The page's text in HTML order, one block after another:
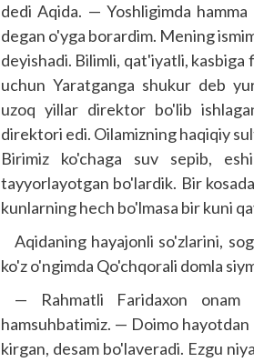
dedi Aqida. — Yoshligimda
degan o'yga borardim. Mening
deyishadi. Bilimli, qat'iyatli,
uchun Yaratganga shukur deb
uzoq yillar direktor bo'lib
direktori edi. Oilamizning haqiqiy
Birimiz ko'chaga suv sepib,
tayyorlayotgan bo'lardik. Bir
kunlarning hech bo'lmasa bir kuni
Aqidaning hayajonli so'zlarini,
ko'z o'ngimda Qo'chqorali domla
— Rahmatli Faridaxon
hamsuhbatimiz. — Doimo
kirgan, desam bo'laveradi. Ezgu